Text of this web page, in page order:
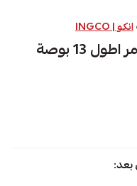
انكو | INGCO
13 بوصة